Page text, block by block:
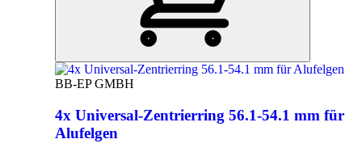
BB-EP GMBH
4x Universal-Zentrierring 56.1-54.1 mm für
Alufelgen